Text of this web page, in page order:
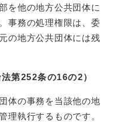
を他の地方公共団体に
事務の処理権限は、委
の地方公共団体には残
第252条の16の2）
体の事務を当該他の地
理執行するものです。